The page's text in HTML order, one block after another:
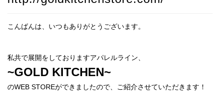
こんばんは、いつもありがとうございます。
私共で展開をしておりますアパレルライン、
~GOLD KITCHEN~
のWEB STOREができましたので、ご紹介させていただきます！